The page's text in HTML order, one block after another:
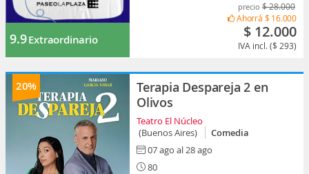
9.9Extraordinario
precio $ 28.000
Ahorrá $ 16.000
$ 12.000
IVA incl. ($ 293)
20%
Terapia Despareja 2 en
Olivos
Teatro El Núcleo
(Buenos Aires)
Comedia
07 ago al 28 ago
80